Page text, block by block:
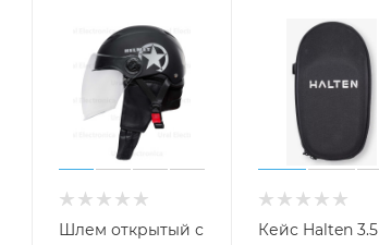
Шлем открытый с
Кейс Halten 3.5